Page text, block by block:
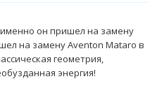
он пришел на замену
на замену Aventon Mataro в
геометрия,
энергия!